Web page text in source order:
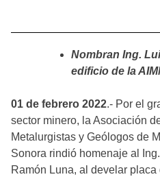
Nombran Ing.
edificio de la
01 de febrero 2022.- Por el
sector minero, la Asociación
Metalurgistas y Geólogos de
Sonora rindió homenaje al
Ramón Luna, al develar